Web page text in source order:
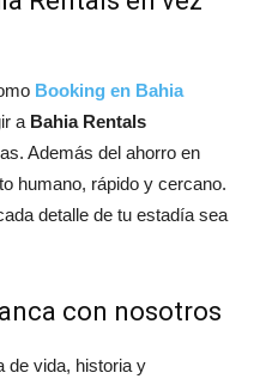
Booking en Bahia
a Bahia Rentals
Además del ahorro en
humano, rápido y cercano.
detalle de tu estadía sea
con nosotros
de vida, historia y